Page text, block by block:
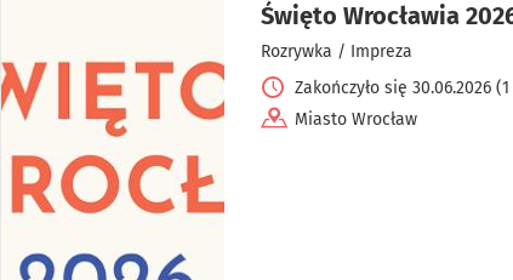
Święto Wrocławia
Rozrywka / Impreza
Zakończyło się 30.06.2026
Miasto Wrocław